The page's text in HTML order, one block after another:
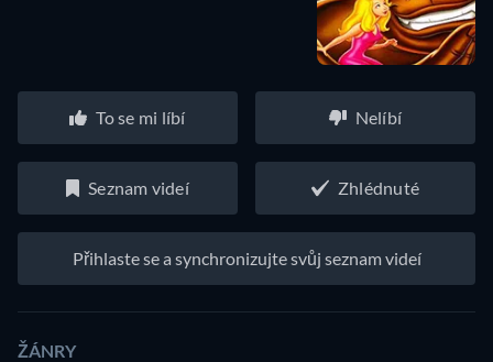
To se mi líbí Nelíbí
Seznam videí Zhlédnuté
Přihlaste se a synchronizujte svůj seznam videí
ŽÁNRY